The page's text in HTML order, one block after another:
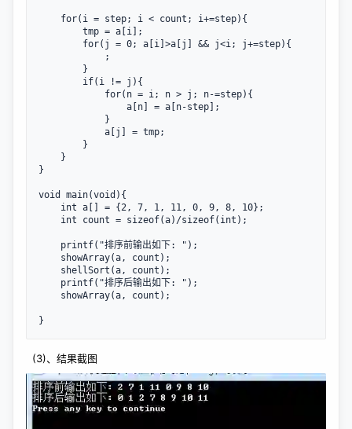
for(i = step; i < count; i+=step){
tmp = a[i];
for(j = 0; a[i]>a[j] && j<i; j+=step){
;
}
if(i != j){
for(n = i; n > j; n-=step){
a[n] = a[n-step];
}
a[j] = tmp;
}
}
}
void main(void){
int a[] = {2, 7, 1, 11, 0, 9, 8, 10};
int count = sizeof(a)/sizeof(int);
printf("排序前输出如下: ");
showArray(a, count);
shellSort(a, count);
printf("排序后输出如下: ");
showArray(a, count);
}
(3)、结果截图